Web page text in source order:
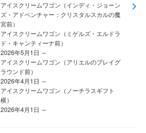
アイスクリームワゴン（インディ・ジョーン
ズ・アドベンチャー：クリスタルスカルの魔
宮前）
アイスクリームワゴン（ミゲルズ・エルドラ
ド・キャンティーナ前）
2026年5月1日 ～
アイスクリームワゴン（アリエルのプレイグ
ラウンド前）
2026年4月1日 ～
アイスクリームワゴン（ノーチラスギフト
横）
2026年4月1日 ～